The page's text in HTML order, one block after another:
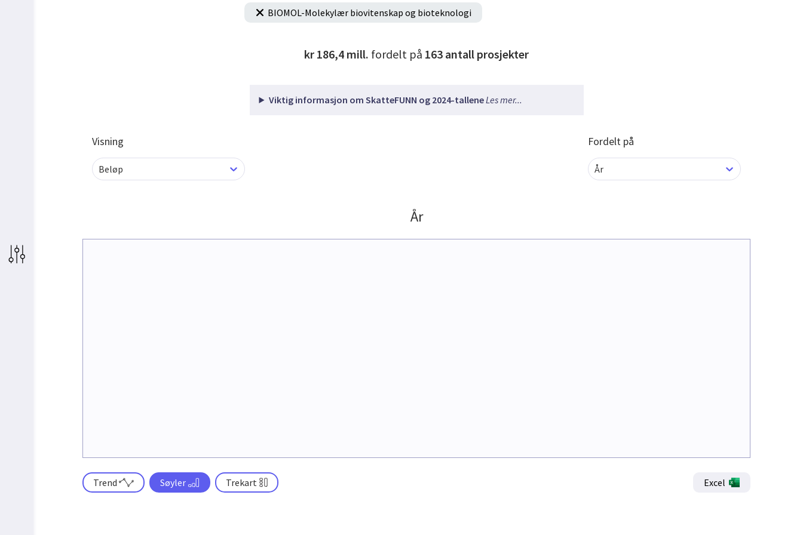
BIOMOL-Molekylær biovitenskap og bioteknologi
kr 186,4 mill. fordelt på 163 antall prosjekter
Viktig informasjon om SkatteFUNN og 2024-talleneLes mer...
Visning
Beløp
Fordelt på
År
År
Trend Søyler Trekart Excel